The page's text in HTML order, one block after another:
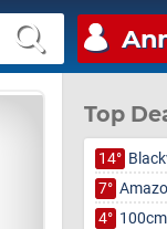
Top
14°
7°
4°